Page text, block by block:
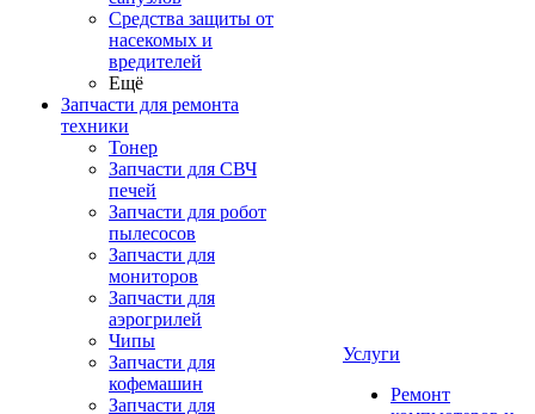
Средства защиты от
насекомых и
вредителей
Ещё
Запчасти для ремонта
техники
Тонер
Запчасти для СВЧ
печей
Запчасти для робот
пылесосов
Запчасти для
мониторов
Запчасти для
аэрогрилей
Чипы
Запчасти для
кофемашин
Запчасти для
Услуги
Ремонт